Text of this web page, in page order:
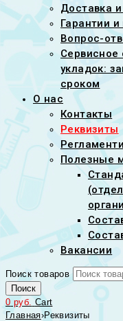
Доставка
Гарантии и
Вопрос-
Сервисное
укладок:
сроком
О нас
Контакты
Реквизиты
Полезные
Вакансии
Поиск товаров
Поиск
0 руб. Cart
Главная›Реквизиты